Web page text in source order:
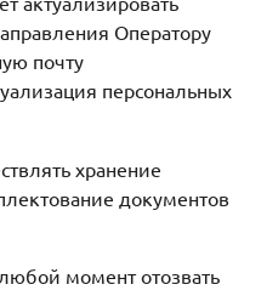
Оператору
почту
персональных
хранение
документов
момент отозвать